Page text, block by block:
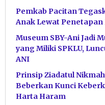
Pemkab Pacitan
Anak Lewat
Museum SBY-Ani Jadi
yang Miliki SPKLU,
ANI
Prinsip Ziadatul
Beberkan Kunci
Harta Haram